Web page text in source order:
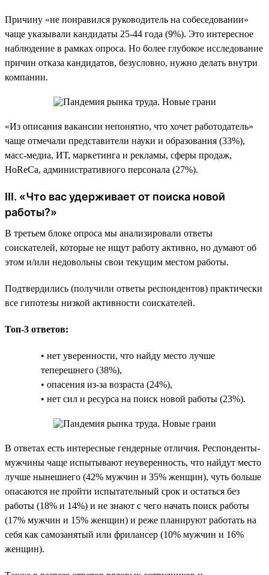
Причину «не понравился руководитель на собеседовании»
чаще указывали кандидаты 25-44 года (9%). Это интересное
наблюдение в рамках опроса. Но более глубокое исследование
причин отказа кандидатов, безусловно, нужно делать внутри
компании.
«Из описания вакансии непонятно, что хочет работодатель»
чаще отмечали представители науки и образования (33%),
масс-медиа, ИТ, маркетинга и рекламы, сферы продаж,
HoReCa, административного персонала (27%).
III. «Что вас удерживает от поиска новой
работы?»
В третьем блоке опроса мы анализировали ответы
соискателей, которые не ищут работу активно, но думают об
этом и/или недовольны свои текущим местом работы.
Подтвердились (получили ответы респондентов) практически
все гипотезы низкой активности соискателей.
Топ-3 ответов:
• нет уверенности, что найду место лучше
теперешнего (38%),
• опасения из-за возраста (24%),
• нет сил и ресурса на поиск новой работы (23%).
В ответах есть интересные гендерные отличия. Респонденты-
мужчины чаще испытывают неуверенность, что найдут место
лучше нынешнего (42% мужчин и 35% женщин), чуть больше
опасаются не пройти испытательный срок и остаться без
работы (18% и 14%) и не знают с чего начать поиск работы
(17% мужчин и 15% женщин) и реже планируют работать на
себя как самозанятый или фрилансер (10% мужчин и 16%
женщин).